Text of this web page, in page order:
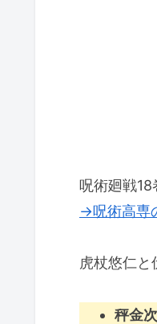
呪
呪
呪
呪
呪術
「呪
呪術廻戦18
→呪術高専
虎杖悠仁と
秤金